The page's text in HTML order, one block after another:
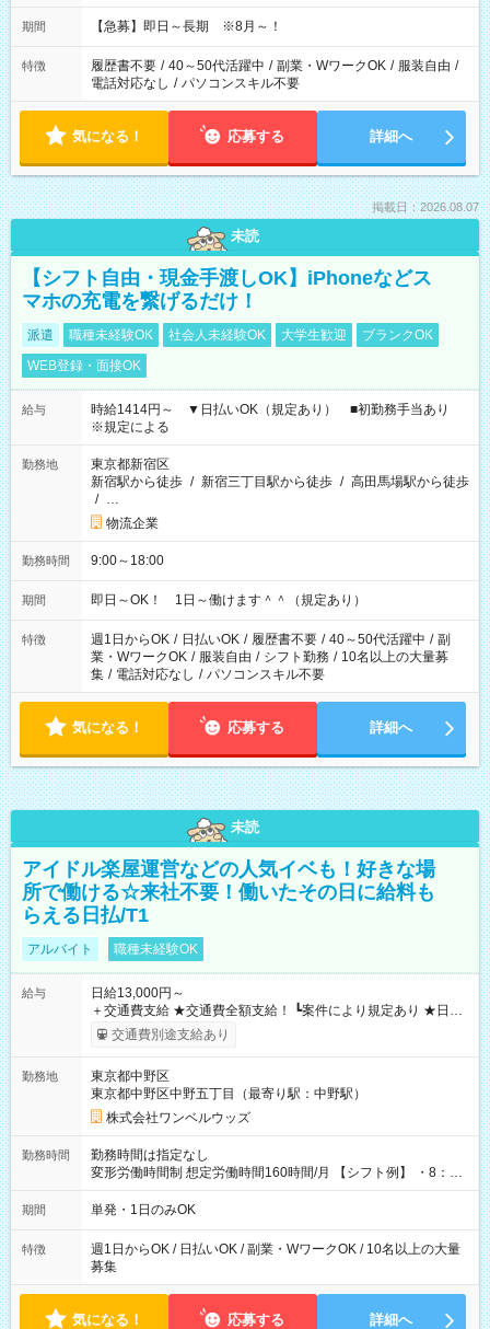
期間 【急募】即日～長期 ※8月～！
特徴 履歴書不要 / 40～50代活躍中 / 副業・WワークOK / 服装自由 /
電話対応なし / パソコンスキル不要
気になる！ 応募する 詳細へ
掲載日：2026.08.07
未読
【シフト自由・現金手渡しOK】iPhoneなどス
マホの充電を繋げるだけ！
派遣 職種未経験OK 社会人未経験OK 大学生歓迎
ブランクOK
WEB登録・面接OK
給与
時給1414円～ ▼日払いOK（規定あり） ■初勤務手当あり
※規定による
勤務地
東京都新宿区
新宿駅から徒歩 / 新宿三丁目駅から徒歩 / 高田馬場駅から徒歩
/ …
物流企業
勤務時間 9:00～18:00
期間 即日～OK！ 1日～働けます＾＾（規定あり）
特徴 週1日からOK / 日払いOK / 履歴書不要 / 40～50代活躍中 / 副
業・WワークOK / 服装自由 / シフト勤務 / 10名以上の大量募
集 / 電話対応なし / パソコンスキル不要
気になる！ 応募する 詳細へ
未読
アイドル楽屋運営などの人気イベも！好きな場
所で働ける☆来社不要！働いたその日に給料も
らえる日払/T1
アルバイト 職種未経験OK
給与
日給13,000円～
＋交通費支給 ★交通費全額支給！ ┗案件により規定あり ★日払
いOK！（規定あり） ┗働いたその日に現金GET♪ お仕事後はコ
ンビニATMから 日払い分を引き落とせます！ 【試用期間】試
交通費別途支給あり
勤務地
東京都中野区
東京都中野区中野五丁目（最寄り駅：中野駅）
株式会社ワンベルウッズ
勤務時間
勤務時間は指定なし
変形労働時間制 想定労働時間160時間/月 【シフト例】 ・8：00
～21：00
期間 単発・1日のみOK
特徴
週1日からOK / 日払いOK / 副業・WワークOK / 10名以上の大量
募集
気になる！ 応募する 詳細へ